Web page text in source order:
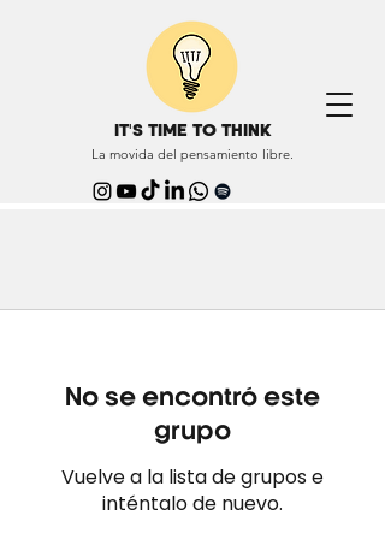
IT'S TIME TO THINK
La movida del pensamiento libre.
No se encontró este
grupo
Vuelve a la lista de grupos e
inténtalo de nuevo.